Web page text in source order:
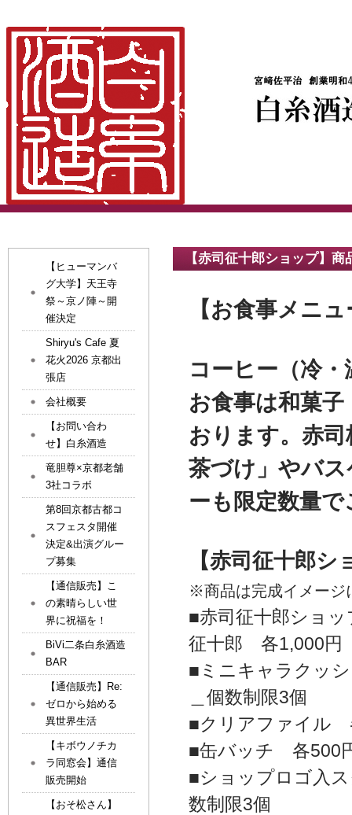
【赤司征十郎ショップ】
【お食事メニ
コーヒー（冷
お食事は和菓
おります。赤
茶づけ」やバ
ーも限定数量で
【赤司征十郎
※商品は完成イメージ
■赤司征十郎ショ
征十郎 各1,000円
■ミニキャラクッ
＿個数制限3個
■クリアファイル
■缶バッチ 各500
■ショップロゴ入
数制限3個
【ヒューマンバ
グ大学】天王寺
祭～京ノ陣～開
催決定
Shiryu's Cafe 夏
花火2026 京都出
張店
会社概要
【お問い合わ
せ】白糸酒造
竜胆尊×京都老舗
3社コラボ
第8回京都古都コ
スフェスタ開催
決定&出演グルー
プ募集
【通信販売】こ
の素晴らしい世
界に祝福を！
BiVi二条白糸酒造
BAR
【通信販売】Re:
ゼロから始める
異世界生活
【キボウノチカ
ラ同窓会】通信
販売開始
【おそ松さん】